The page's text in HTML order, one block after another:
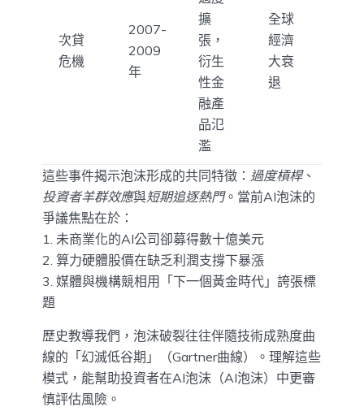
次貸
危機
2007-
2009
年
擴
張，
衍生
性金
融產
品氾
濫
全球
經濟
大衰
退
這些事件揭示泡沫形成的共同特徵： 過度槓桿、
投資者羊群效應與短期追逐熱門。當前AI泡沫的
爭議焦點在於：
1. 未商業化的AI公司卻募得數十億美元
2. 算力硬體股價在缺乏利潤支撐下暴漲
3. 媒體與機構競相用「下一個黃金時代」誇張標
題
歷史教導我們，泡沫破裂往往伴隨技術成熟度曲
線的「幻滅低谷期」（Gartner曲線）。理解這些
模式，能幫助投資者在AI泡沫（AI泡沫）中更審
慎評估風險。